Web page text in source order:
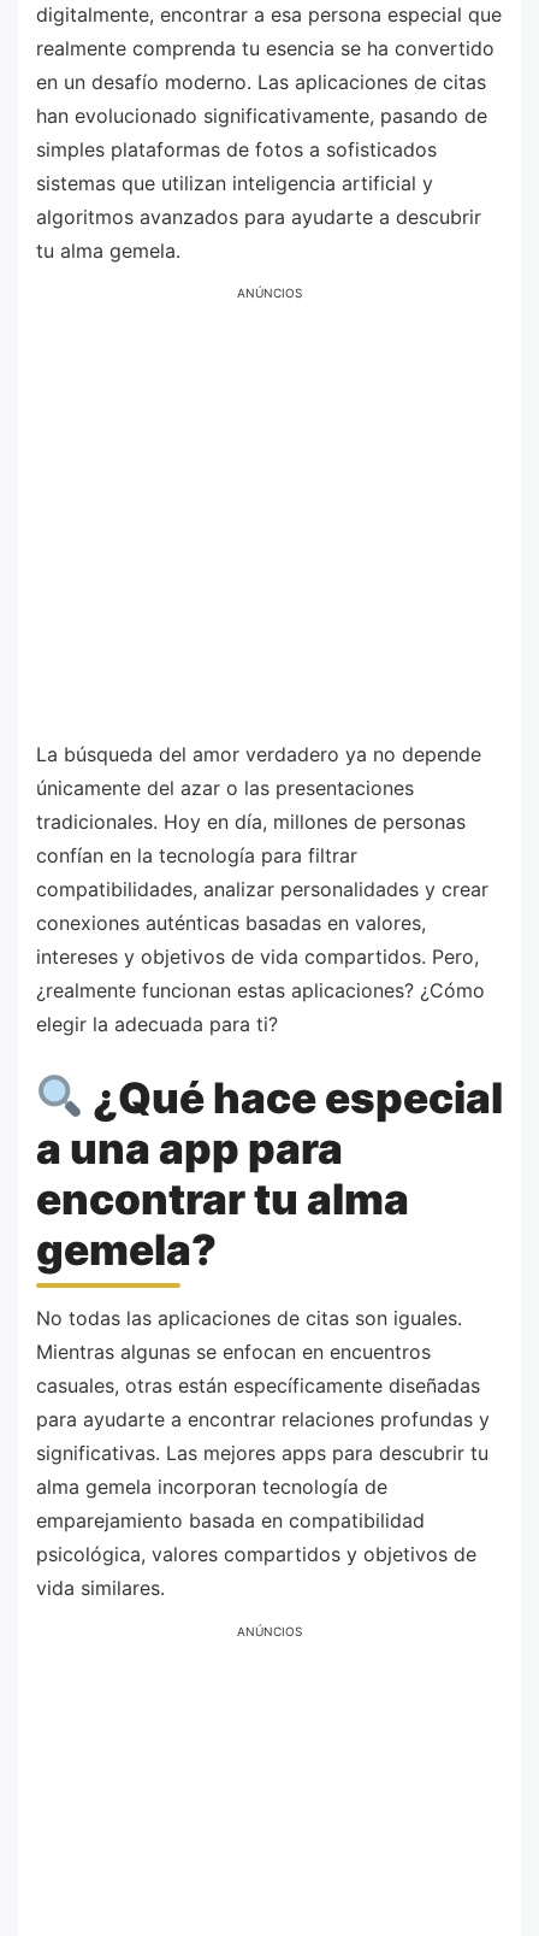
digitalmente, encontrar a esa persona especial que
realmente comprenda tu esencia se ha convertido
en un desafío moderno. Las aplicaciones de citas
han evolucionado significativamente, pasando de
simples plataformas de fotos a sofisticados
sistemas que utilizan inteligencia artificial y
algoritmos avanzados para ayudarte a descubrir
tu alma gemela.
ANÚNCIOS
La búsqueda del amor verdadero ya no depende
únicamente del azar o las presentaciones
tradicionales. Hoy en día, millones de personas
confían en la tecnología para filtrar
compatibilidades, analizar personalidades y crear
conexiones auténticas basadas en valores,
intereses y objetivos de vida compartidos. Pero,
¿realmente funcionan estas aplicaciones? ¿Cómo
elegir la adecuada para ti?
¿Qué hace especial
a una app para
encontrar tu alma
gemela?
No todas las aplicaciones de citas son iguales.
Mientras algunas se enfocan en encuentros
casuales, otras están específicamente diseñadas
para ayudarte a encontrar relaciones profundas y
significativas. Las mejores apps para descubrir tu
alma gemela incorporan tecnología de
emparejamiento basada en compatibilidad
psicológica, valores compartidos y objetivos de
vida similares.
ANÚNCIOS